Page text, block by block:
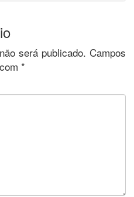
será publicado. Campos
*